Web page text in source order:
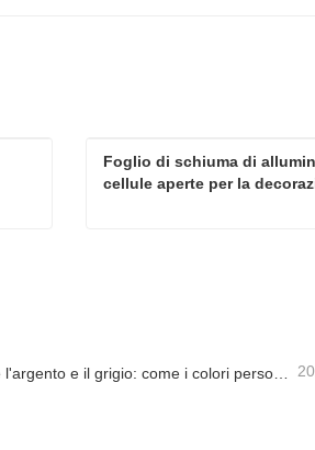
Foglio di schiuma di
cellule aperte per la
Oltre l'argento e il grigio: come i colori personalizzati aprono infinite possibilità per la schiuma di alluminio